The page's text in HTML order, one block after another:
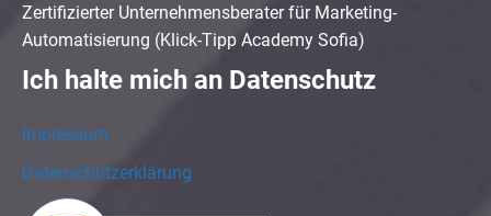
Zertifizierter Unternehmensberater für Marketing-
Automatisierung (Klick-Tipp Academy Sofia)
Ich halte mich an Datenschutz
Impressum
Datenschutzerklärung